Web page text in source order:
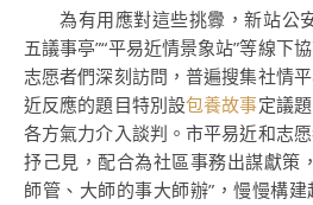
為有用應對這些挑釁，新站公
五議事亭”“平易近情景象站”等線下
志愿者們深刻訪問，普遍搜集社情
近反應的題目特別設包養故事定議
各方氣力介入談判。市平易近和志
抒己見，配合為社區事務出謀獻策
師管、大師的事大師辦”，慢慢構